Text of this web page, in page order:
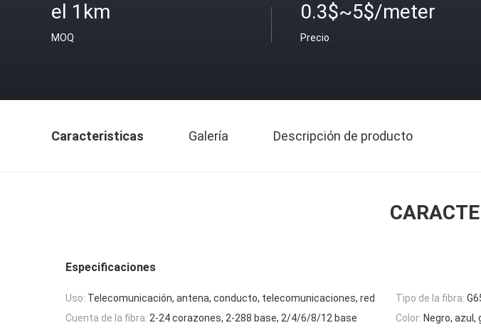
el 1km
MOQ
0.3$~5$/meter
Precio
Caracteristicas Galería Descripción de producto
Especificaciones
Uso: Telecomunicación, antena, conducto, telecomunicaciones, red Tipo de la fibra:
Cuenta de la fibra: 2-24 corazones, 2-288 base, 2/4/6/8/12 base Color: Negro,